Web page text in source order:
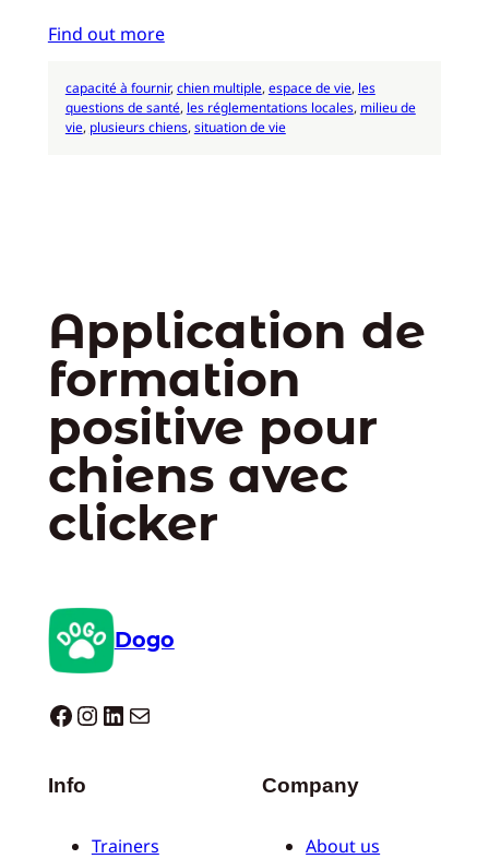
Find out more
capacité à fournir, chien multiple, espace de vie, les
questions de santé, les réglementations locales, milieu de
vie, plusieurs chiens, situation de vie
Application de
formation
positive pour
chiens avec
clicker
Dogo
Dogo facebook InstagramLinkedIn E-mail
Info
Trainers
Company
About us